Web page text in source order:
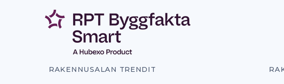
RAKENNUSALAN TRENDIT